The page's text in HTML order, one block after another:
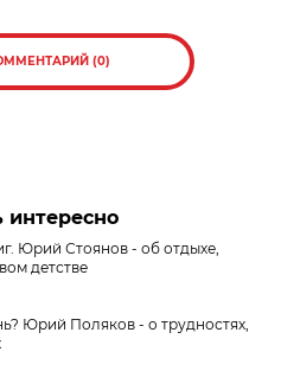
(0)
Юрий Стоянов - об отдыхе,
детстве
Юрий Поляков - о трудностях,